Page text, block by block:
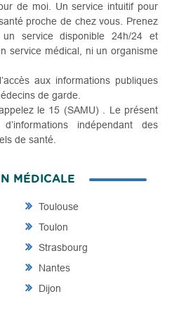
de moi. Un service intuitif pour
proche de chez vous. Prenez
service disponible 24h/24 et
service médical, ni un organisme
aux informations publiques
de garde.
le 15 (SAMU) . Le présent
indépendant des
de santé.
MÉDICALE
Toulouse
Toulon
Strasbourg
Nantes
Dijon